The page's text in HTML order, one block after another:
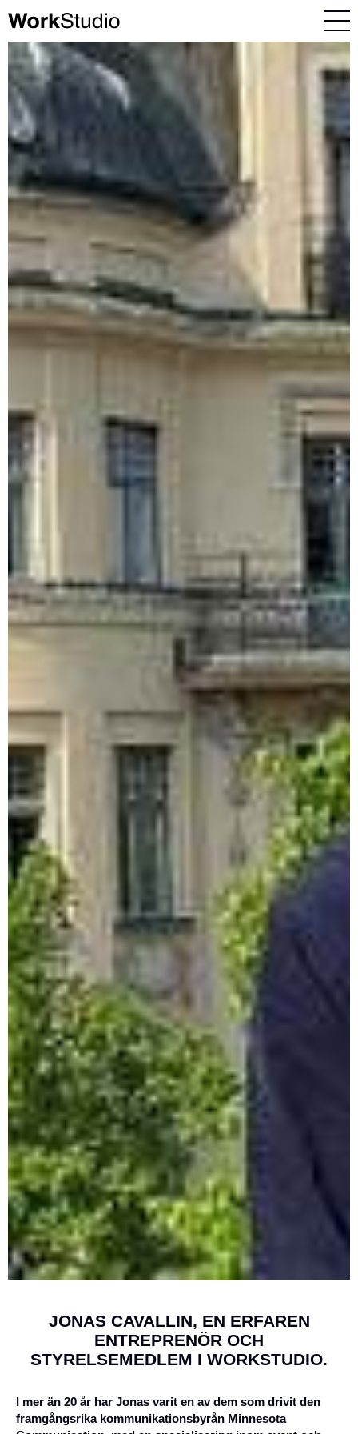
JONAS CAVALLIN, EN ERFAREN
ENTREPRENÖR OCH
STYRELSEMEDLEM I WORKSTUDIO.
I mer än 20 år har Jonas varit en av dem som drivit den
framgångsrika kommunikationsbyrån Minnesota